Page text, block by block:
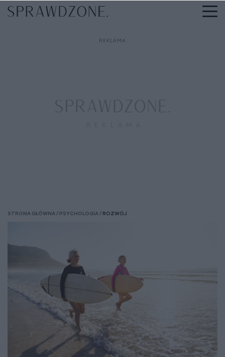
STRONA GŁÓWNA PSYCHOLOGIA ROZWÓJ